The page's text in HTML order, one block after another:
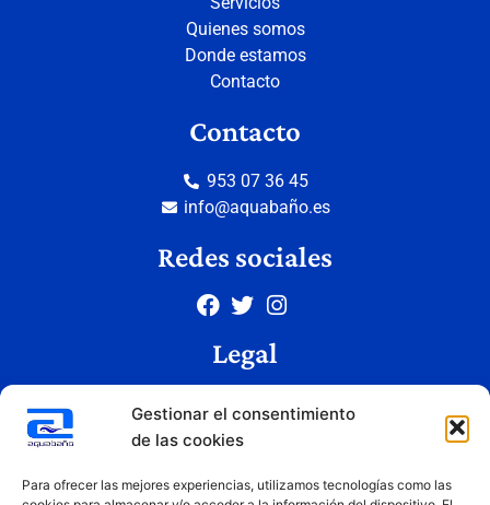
Gestionar el consentimiento
de las cookies
Para ofrecer las mejores experiencias, utilizamos tecnologías como las
Quienes somos
Donde estamos
Contacto
Contacto
953 07 36 45
info@aquabaño.es
Redes sociales
Legal
Política de privacidad
Condiciones de uso